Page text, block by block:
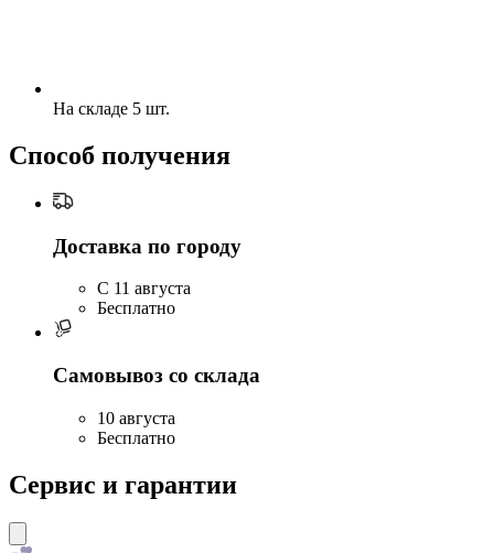
На складе 5 шт.
Способ получения
Доставка по городу
C 11 августа
Бесплатно
Самовывоз со склада
10 августа
Бесплатно
Сервис и гарантии